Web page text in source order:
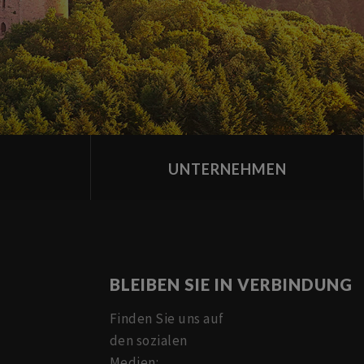
UNTERNEHMEN
BLEIBEN SIE IN VERBINDUNG
Finden Sie uns auf
den sozialen